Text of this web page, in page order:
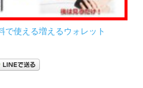
使える増えるウォレット